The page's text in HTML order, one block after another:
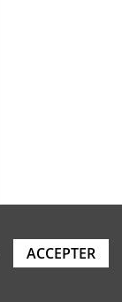
ACCEPTER